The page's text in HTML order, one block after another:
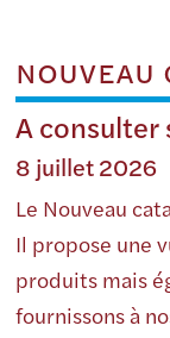
NOUVEAU
A consulter
8 juillet 2026
Le Nouveau
Il propose une
produits mais
fournissons à